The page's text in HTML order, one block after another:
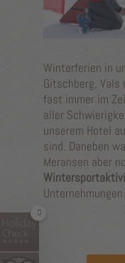
Winterferien in
Gitschberg,
fast immer im
aller
unserem Hotel
sind. Daneben
Meransen aber